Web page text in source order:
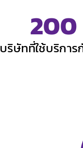
200
บริษัทที่ใช้บริการ